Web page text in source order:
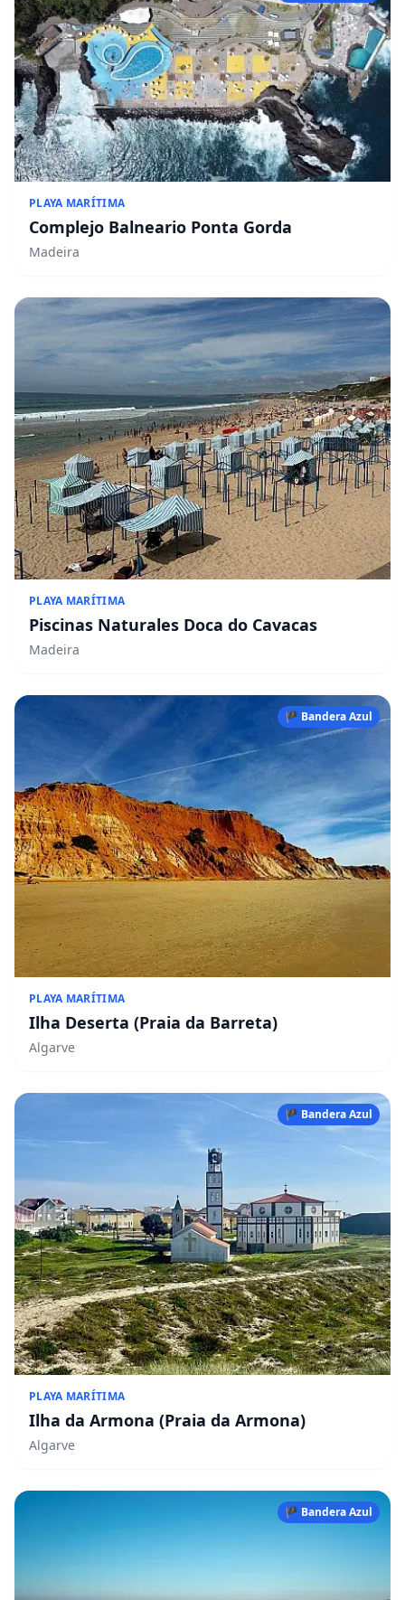
PLAYA MARÍTIMA
Complejo Balneario Ponta Gorda
Madeira
PLAYA MARÍTIMA
Piscinas Naturales Doca do Cavacas
Madeira
🏴 Bandera Azul
PLAYA MARÍTIMA
Ilha Deserta (Praia da Barreta)
Algarve
🏴 Bandera Azul
PLAYA MARÍTIMA
Ilha da Armona (Praia da Armona)
Algarve
🏴 Bandera Azul